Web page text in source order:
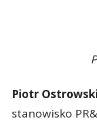
Piotr Ostrowski
stanowisko